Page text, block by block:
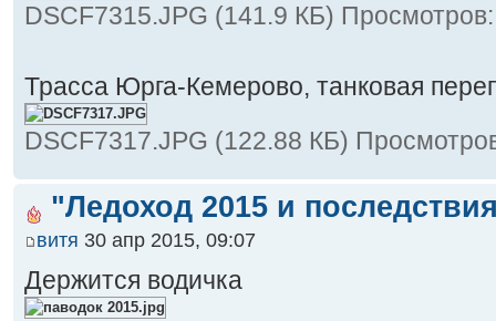
DSCF7315.JPG (141.9 КБ)
Трасса Юрга-Кемерово, танковая
DSCF7317.JPG (122.88 КБ)
"Ледоход 2015 и
витя 30 апр 2015, 09:07
Держится водичка